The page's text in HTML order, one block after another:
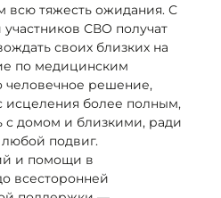
всю тяжесть ожидания. С
СВО получат
своих близких на
по медицинским
человечное решение,
исцеления более полным,
с домом и близкими, ради
подвиг.
и помощи в
всесторонней